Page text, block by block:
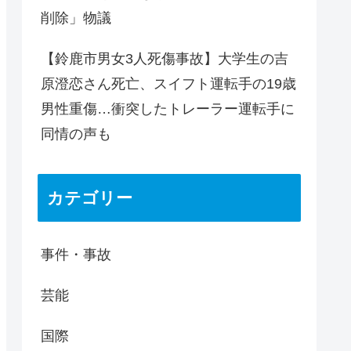
削除」物議
【鈴鹿市男女3人死傷事故】大学生の吉
原澄恋さん死亡、スイフト運転手の19歳
男性重傷…衝突したトレーラー運転手に
同情の声も
カテゴリー
事件・事故
芸能
国際